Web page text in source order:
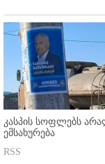
კასპის სოფლებს
ემსახურება
RSS